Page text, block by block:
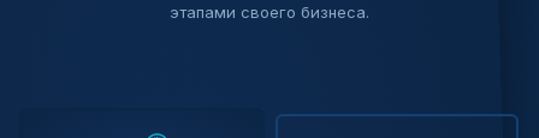
этапами своего бизнеса.